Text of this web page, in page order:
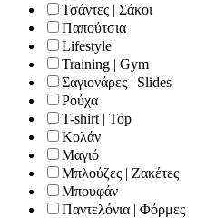
Τσάντες | Σάκοι
Παπούτσια
Lifestyle
Training | Gym
Σαγιονάρες | Slides
Ρούχα
T-shirt | Top
Κολάν
Μαγιό
Μπλούζες | Ζακέτες
Μπουφάν
Παντελόνια | Φόρμες